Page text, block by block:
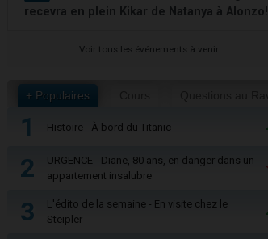
recevra en plein Kikar de Natanya à Alonzo!
Voir tous les événements à venir
+ Populaires
1 Histoire - À bord du Titanic
2
URGENCE - Diane, 80 ans, en danger dans un
appartement insalubre
3
L'édito de la semaine - En visite chez le
Steipler